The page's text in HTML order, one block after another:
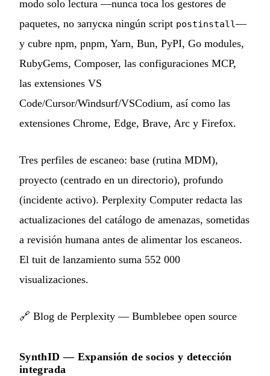
modo solo lectura —nunca toca los gestores de
paquetes, no запуска ningún script postinstall—
y cubre npm, pnpm, Yarn, Bun, PyPI, Go modules,
RubyGems, Composer, las configuraciones MCP,
las extensiones VS
Code/Cursor/Windsurf/VSCodium, así como las
extensiones Chrome, Edge, Brave, Arc y Firefox.
Tres perfiles de escaneo: base (rutina MDM),
proyecto (centrado en un directorio), profundo
(incidente activo). Perplexity Computer redacta las
actualizaciones del catálogo de amenazas, sometidas
a revisión humana antes de alimentar los escaneos.
El tuit de lanzamiento suma 552 000
visualizaciones.
🔗 Blog de Perplexity — Bumblebee open source
SynthID — Expansión de socios y detección
integrada